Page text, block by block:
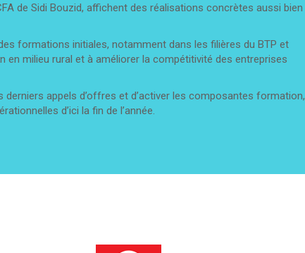
de Sidi Bouzid, affichent des réalisations concrètes aussi bien
formations initiales, notamment dans les filières du BTP et
en milieu rural et à améliorer la compétitivité des entreprises
appels d’offres et d’activer les composantes formation,
d’ici la fin de l’année.